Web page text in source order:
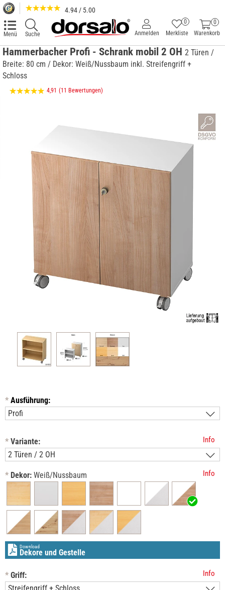
4.94 / 5.00
Menü Suche
0
Warenkorb
Merkliste
0
Anmelden
Hammerbacher Profi - Schrank mobil 2 OH 2 Türen /
Breite: 80 cm / Dekor: Weiß/Nussbaum inkl. Streifengriff +
Schloss
4,91 (11 Bewertungen)
* Ausführung:
* Variante: Info
* Dekor: Weiß/Nussbaum Info
Download
Dekore und Gestelle
* Griff: Info